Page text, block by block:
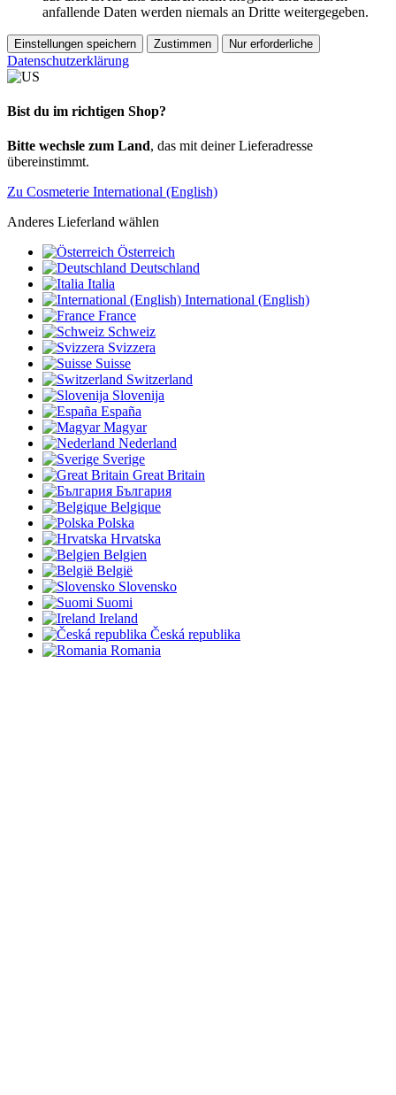
anfallende Daten werden niemals an Dritte weitergegeben.
Einstellungen speichern Zustimmen Nur erforderliche
Datenschutzerklärung
Bist du im richtigen Shop?
Bitte wechsle zum Land, das mit deiner Lieferadresse
übereinstimmt.
Zu Cosmeterie International (English)
Anderes Lieferland wählen
Österreich
Deutschland
Italia
International (English)
France
Schweiz
Svizzera
Suisse
Switzerland
Slovenija
España
Magyar
Nederland
Sverige
Great Britain
България
Belgique
Polska
Hrvatska
Belgien
België
Slovensko
Suomi
Ireland
Česká republika
Romania